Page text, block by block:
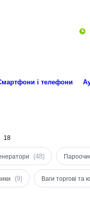
і телефони
18
(48)
(9) Ваги торгові та